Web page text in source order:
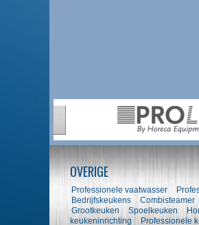
OVERIGE
Professionele vaatwasser
Bedrijfskeukens
Combisteamer
Grootkeuken
Spoelkeuken
keukeninrichting
Professionele